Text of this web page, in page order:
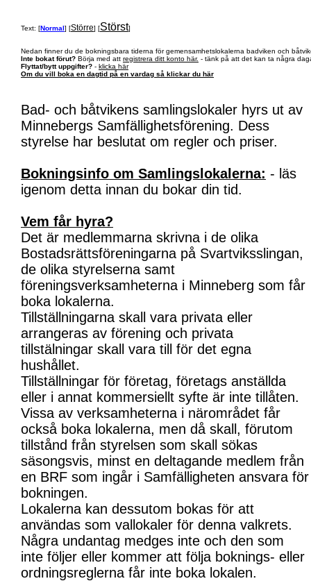
Text: [Normal] [Större] [Störst]
Nedan finner du de bokningsbara tiderna för gemensamhetslokalerna badviken och
Inte bokat förut? Börja med att registrera ditt konto här. - tänk på att det kan ta några
Flyttat/bytt uppgifter? - klicka här
Om du vill boka en dagtid på en vardag så klickar du här
Bad- och båtvikens samlingslokaler hyrs ut av
Minnebergs Samfällighetsförening. Dess
styrelse har beslutat om regler och priser.
Bokningsinfo om Samlingslokalerna: - läs
igenom detta innan du bokar din tid.
Vem får hyra?
Det är medlemmarna skrivna i de olika
Bostadsrättsföreningarna på Svartviksslingan,
de olika styrelserna samt
föreningsverksamheterna i Minneberg som får
boka lokalerna.
Tillställningarna skall vara privata eller
arrangeras av förening och privata
tillstälningar skall vara till för det egna
hushållet.
Tillställningar för företag, företags anställda
eller i annat kommersiellt syfte är inte tillåten.
Vissa av verksamheterna i närområdet får
också boka lokalerna, men då skall, förutom
tillstånd från styrelsen som skall sökas
säsongsvis, minst en deltagande medlem från
en BRF som ingår i Samfälligheten ansvara för
bokningen.
Lokalerna kan dessutom bokas för att
användas som vallokaler för denna valkrets.
Några undantag medges inte och den som
inte följer eller kommer att följa boknings- eller
ordningsreglerna får inte boka lokalen.